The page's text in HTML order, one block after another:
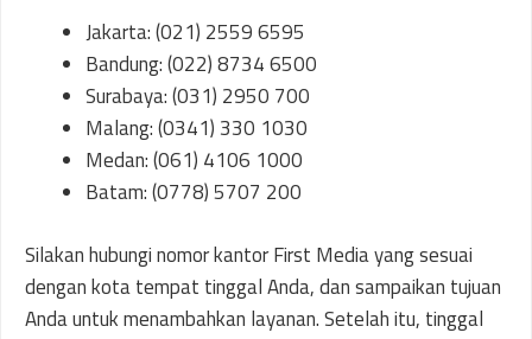
Jakarta: (021) 2559 6595
Bandung: (022) 8734 6500
Surabaya: (031) 2950 700
Malang: (0341) 330 1030
Medan: (061) 4106 1000
Batam: (0778) 5707 200
Silakan hubungi nomor kantor First Media yang sesuai
dengan kota tempat tinggal Anda, dan sampaikan tujuan
Anda untuk menambahkan layanan. Setelah itu, tinggal